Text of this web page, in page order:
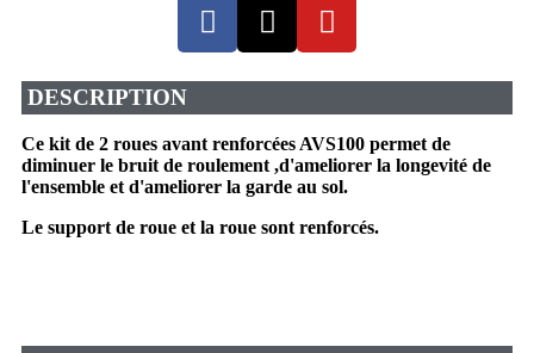
DESCRIPTION
Ce kit de 2 roues avant renforcées AVS100 permet de
diminuer le bruit de roulement ,d'ameliorer la longevité de
l'ensemble et d'ameliorer la garde au sol.
Le support de roue et la roue sont renforcés.